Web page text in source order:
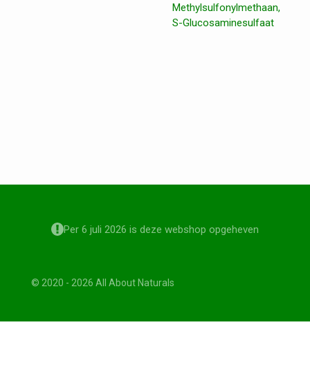
Methylsulfonylmethaan,
S-Glucosaminesulfaat
Per 6 juli 2026 is deze webshop opgeheven
© 2020 - 2026 All About Naturals